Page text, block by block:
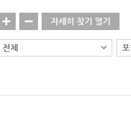
자세히 찾기 열기